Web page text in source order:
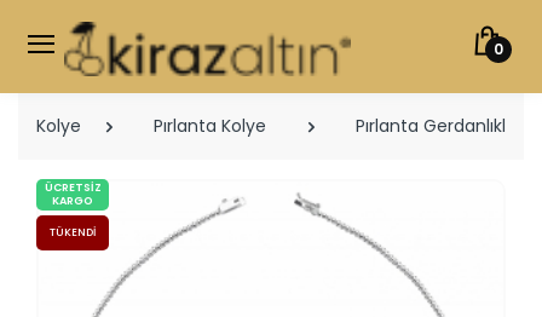
0
Kolye Pırlanta Kolye Pırlanta Gerdanlıklar
ÜCRETSIZ
KARGO
TÜKENDI